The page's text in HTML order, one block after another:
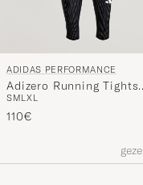
ADIDAS PERFORMANCE
Adizero Running Tights
Black
SMLXL
110€